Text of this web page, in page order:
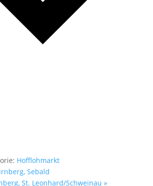
Hofflohmarkt
Sebald
St. Leonhard/Schweinau »